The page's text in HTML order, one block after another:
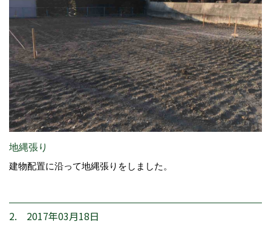
地縄張り
建物配置に沿って地縄張りをしました。
2. 2017年03月18日